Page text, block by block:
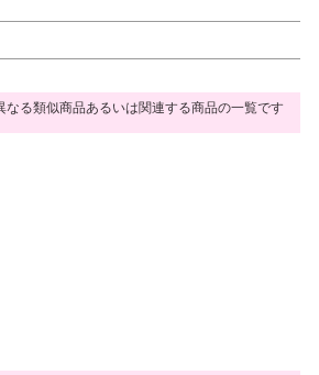
なる類似商品あるいは関連する商品の一覧です